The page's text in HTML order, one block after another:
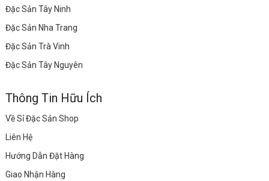
Đặc Sản Tây Ninh
Đặc Sản Nha Trang
Đặc Sản Trà Vinh
Đặc Sản Tây Nguyên
Thông Tin Hữu Ích
Về Sỉ Đặc Sản Shop
Liên Hệ
Hướng Dẫn Đặt Hàng
Giao Nhận Hàng